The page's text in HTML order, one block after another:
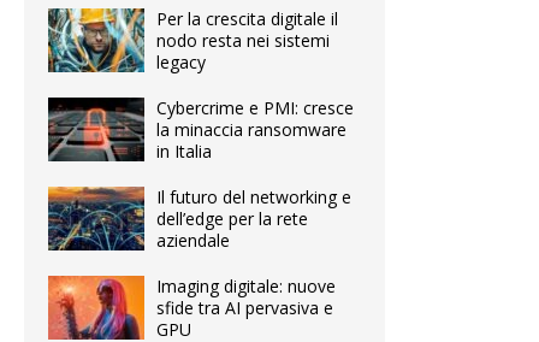
Per la crescita digitale il
nodo resta nei sistemi
legacy
Cybercrime e PMI: cresce
la minaccia ransomware
in Italia
Il futuro del networking e
dell’edge per la rete
aziendale
Imaging digitale: nuove
sfide tra AI pervasiva e
GPU